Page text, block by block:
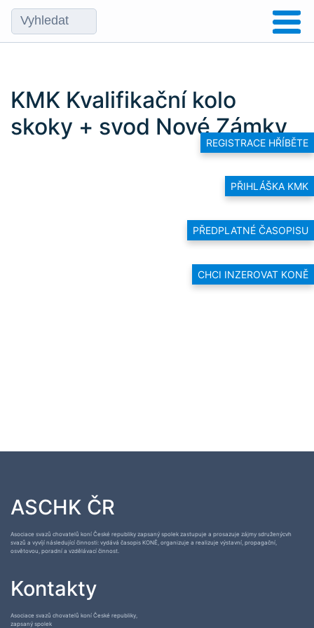
REGISTRACE HŘÍBĚTE
PŘIHLÁŠKA KMK
PŘEDPLATNÉ ČASOPISU
CHCI INZEROVAT KONĚ
KMK Kvalifikační kolo
skoky + svod Nové Zámky
ASCHK ČR
Asociace svazů chovatelů koní České republiky zapsaný spolek zastupuje a prosazuje zájmy sdruženýcvh
svazů a vyvíjí následující činnosti: vydává časopis KONĚ, organizuje a realizuje výstavní, propagační,
osvětovou, poradní a vzdělávací činnost.
Kontakty
Asociace svazů chovatelů koní České republiky,
zapsaný spolek